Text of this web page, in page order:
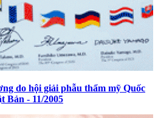
do hội giải phẫu thẩm mỹ Quốc
Bản - 11/2005